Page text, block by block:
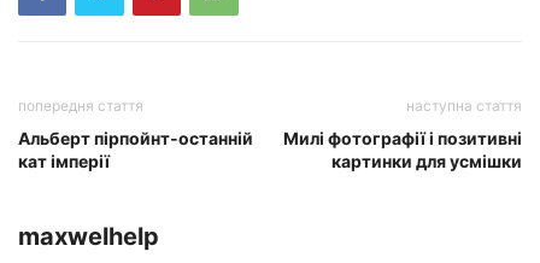
попередня стаття
Альберт пірпойнт-останній
кат імперії
наступна стаття
Милі фотографії і позитивні
картинки для усмішки
maxwelhelp